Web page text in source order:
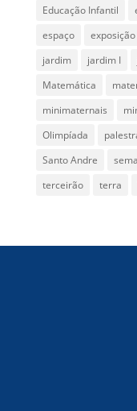
Educação Infantil
espaço
exposição
jardim
jardim I
Matemática
minimaternais
Olimpíada
Santo Andre
terceirão
terra